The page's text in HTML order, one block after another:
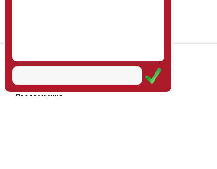
Научная школа
Услуги
Предложения